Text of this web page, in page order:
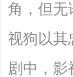
角，但无
视狗以其
剧中，